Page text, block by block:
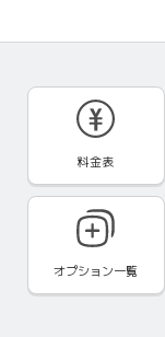
料金表
オプション一覧